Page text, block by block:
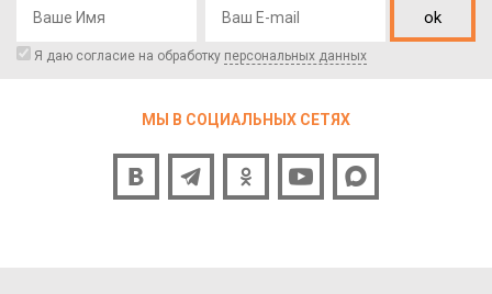
ok
Я даю согласие на обработку персональных данных
МЫ В СОЦИАЛЬНЫХ СЕТЯХ